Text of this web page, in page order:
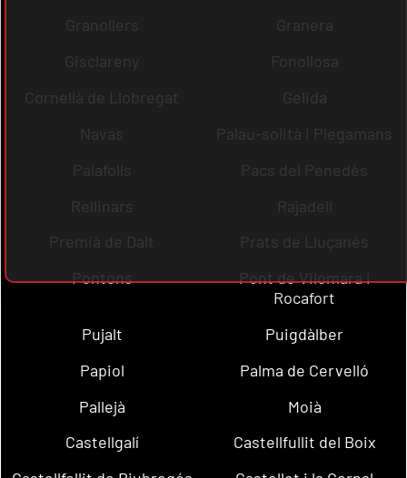
Granollers
Granera
Gisclareny
Fonollosa
Cornellà de Llobregat
Gelida
Navas
Palau-solità i Plegamans
Palafolls
Pacs del Penedès
Rellinars
Rajadell
Premià de Dalt
Prats de Lluçanès
Pontons
Pont de Vilomara i
Rocafort
Pujalt
Puigdàlber
Papiol
Palma de Cervelló
Pallejà
Moià
Castellgalí
Castellfullit del Boix